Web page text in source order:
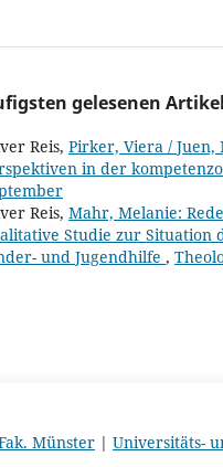
gelesenen
Reis, Pirker, Viera / Juen,
in der
Reis, Mahr, Melanie:
Studie zur Situation
und Jugendhilfe ,
Münster | Universitäts-